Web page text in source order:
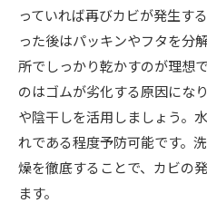
っていれば再びカビが発生す
った後はパッキンやフタを分
所でしっかり乾かすのが理想
のはゴムが劣化する原因にな
や陰干しを活用しましょう。
れである程度予防可能です。
燥を徹底することで、カビの
ます。